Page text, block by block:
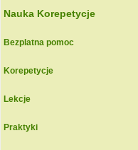
Nauka Korepetycje
Bezplatna pomoc
Korepetycje
Lekcje
Praktyki